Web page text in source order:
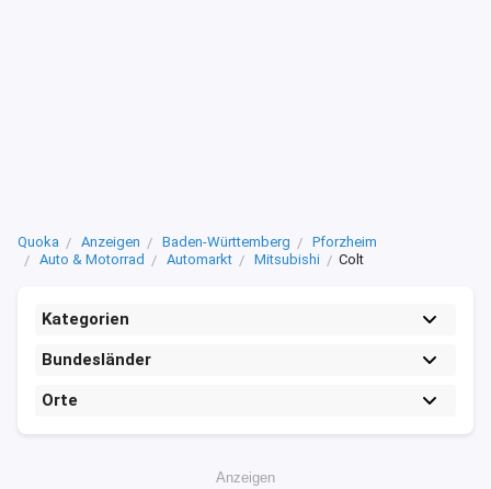
Quoka Anzeigen Baden-Württemberg
Pforzheim
Auto & Motorrad
Automarkt Mitsubishi Colt
Kategorien
Bundesländer
Orte
Anzeigen